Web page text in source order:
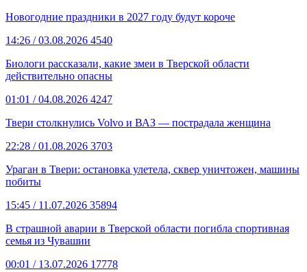
Новогодние праздники в 2027 году будут короче
14:26 / 03.08.2026 4540
Биологи рассказали, какие змеи в Тверской области
действительно опасны
01:01 / 04.08.2026 4247
Твери столкнулись Volvo и ВАЗ — пострадала женщина
22:28 / 01.08.2026 3703
Ураган в Твери: остановка улетела, сквер уничтожен, машины
побиты
15:45 / 11.07.2026 35894
В страшной аварии в Тверской области погибла спортивная
семья из Чувашии
00:01 / 13.07.2026 17778